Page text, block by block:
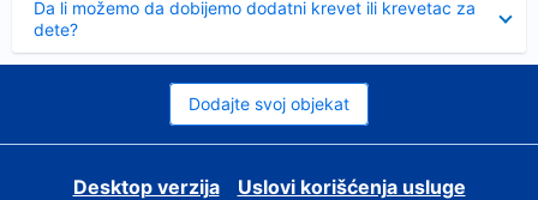
Da li možemo da dobijemo dodatni krevet ili krevetac za
dete?
Dodajte svoj objekat
Desktop verzija
Uslovi korišćenja usluge